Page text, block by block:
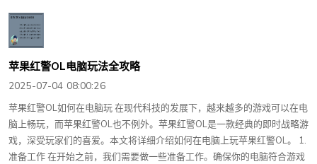
苹果红警OL电脑玩法全攻略
2025-07-04 08:00:26
苹果红警OL如何在电脑玩 在现代科技的发展下，越来越多的游戏可以在电
脑上畅玩，而苹果红警OL也不例外。苹果红警OL是一款经典的即时战略游
戏，深受玩家们的喜爱。本文将详细介绍如何在电脑上玩苹果红警OL。 1.
准备工作 在开始之前，我们需要做一些准备工作。确保你的电脑符合游戏